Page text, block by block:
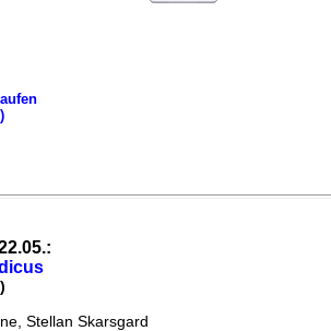
Stellan Skarsgard